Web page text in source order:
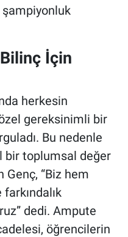
İçin
herkesin
gereksinimli bir
Bu nedenle
bir toplumsal değer
“Biz hem
dedi. Ampute
öğrencilerin